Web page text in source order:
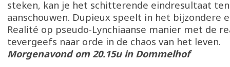
steken, kan je het schitterende eindresultaat
aanschouwen. Dupieux speelt in het bijzondere
Realité op pseudo-Lynchiaanse manier met de
tevergeefs naar orde in de chaos van het leven.
Morgenavond om 20.15u in Dommelhof